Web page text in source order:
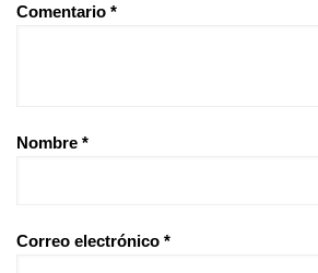
Comentario *
Nombre *
Correo electrónico *